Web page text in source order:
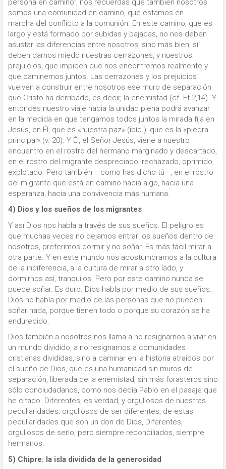
persona en camino”, nos recuerdas que también nosotros
somos una comunidad en camino, que estamos en
marcha del conflicto a la comunión. En este camino, que es
largo y está formado por subidas y bajadas, no nos deben
asustar las diferencias entre nosotros, sino más bien, sí
deben darnos miedo nuestras cerrazones, y nuestros
prejuicios, que impiden que nos encontremos realmente y
que caminemos juntos. Las cerrazones y los prejuicios
vuelven a construir entre nosotros ese muro de separación
que Cristo ha derribado, es decir, la enemistad (cf. Ef 2,14). Y
entonces nuestro viaje hacia la unidad plena podrá avanzar
en la medida en que tengamos todos juntos la mirada fija en
Jesús, en Él, que es «nuestra paz» (ibíd.), que es la «piedra
principal» (v. 20). Y Él, el Señor Jesús, viene a nuestro
encuentro en el rostro del hermano marginado y descartado,
en el rostro del migrante despreciado, rechazado, oprimido,
explotado. Pero también —como has dicho tú—, en el rostro
del migrante que está en camino hacia algo, hacia una
esperanza, hacia una convivencia más humana.
4) Dios y los sueños de los migrantes
Y así Dios nos habla a través de sus sueños. El peligro es
que muchas veces no dejamos entrar los sueños dentro de
nosotros, preferimos dormir y no soñar. Es más fácil mirar a
otra parte. Y en este mundo nos acostumbramos a la cultura
de la indiferencia, a la cultura de mirar a otro lado, y
dormirnos así, tranquilos. Pero por este camino nunca se
puede soñar. Es duro. Dios habla por medio de sus sueños.
Dios no habla por medio de las personas que no pueden
soñar nada, porque tienen todo o porque su corazón se ha
endurecido.
Dios también a nosotros nos llama a no resignarnos a vivir en
un mundo dividido, a no resignarnos a comunidades
cristianas divididas, sino a caminar en la historia atraídos por
el sueño de Dios, que es una humanidad sin muros de
separación, liberada de la enemistad, sin más forasteros sino
sólo conciudadanos, como nos decía Pablo en el pasaje que
he citado. Diferentes, es verdad, y orgullosos de nuestras
peculiaridades; orgullosos de ser diferentes, de estas
peculiaridades que son un don de Dios, Diferentes,
orgullosos de serlo, pero siempre reconciliados, siempre
hermanos.
5) Chipre: la isla dividida de la generosidad